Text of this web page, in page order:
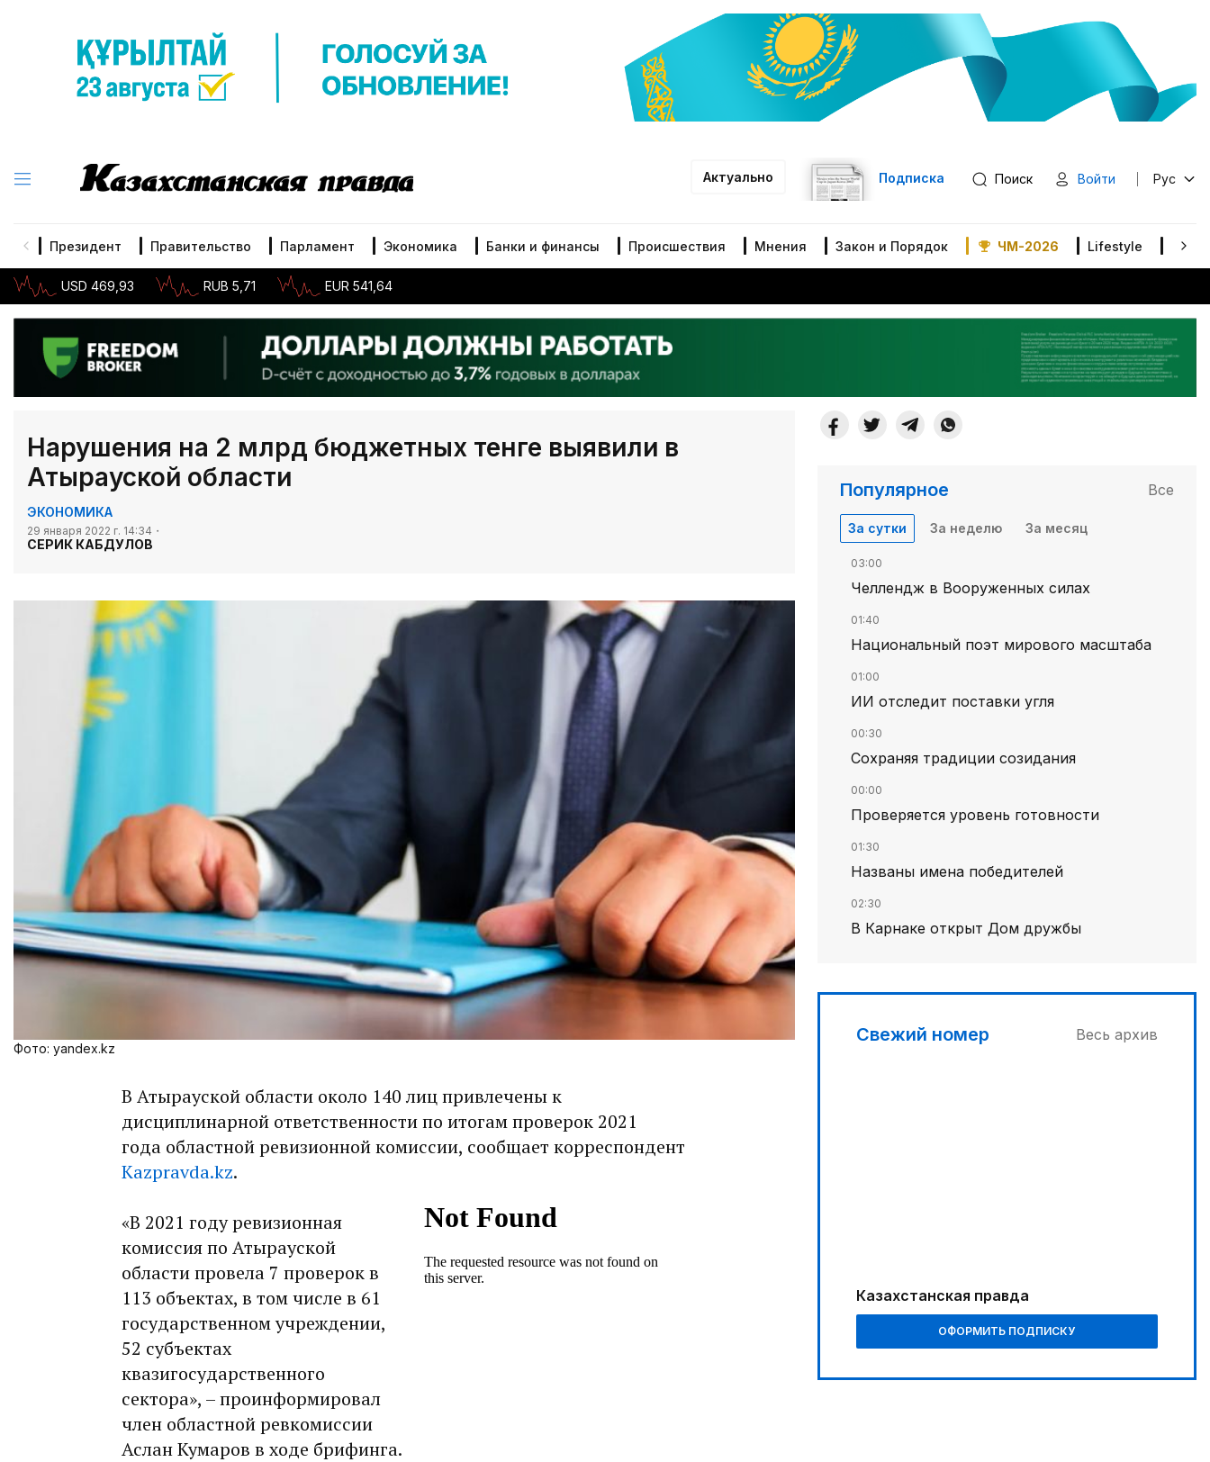
Актуально Подписка Поиск Войти Рус
Президент Правительство Парламент Экономика Банки и финансы Происшествия Мнения Закон и Порядок ЧМ-2026 Lifestyle В
USD 469,93 RUB 5,71 EUR 541,64
Нарушения на 2 млрд бюджетных тенге выявили в
Атырауской области
ЭКОНОМИКА
29 января 2022 г. 14:34
СЕРИК КАБДУЛОВ
Фото: yandex.kz
В Атырауской области около 140 лиц привлечены к
дисциплинарной ответственности по итогам проверок 2021
года областной ревизионной комиссии, сообщает корреспондент
Kazpravda.kz.
«В 2021 году ревизионная
комиссия по Атырауской
области провела 7 проверок в
113 объектах, в том числе в 61
государственном учреждении,
52 субъектах
квазигосударственного
сектора», – проинформировал
член областной ревкомиссии
Аслан Кумаров в ходе брифинга.
Популярное Все
За сутки За неделю За месяц
03:00
Челлендж в Вооруженных силах
01:40
Национальный поэт мирового масштаба
01:00
ИИ отследит поставки угля
00:30
Сохраняя традиции созидания
00:00
Проверяется уровень готовности
01:30
Названы имена победителей
02:30
В Карнаке открыт Дом дружбы
04:00
06:30
Библиотеки на новый лад
Свежий номер Весь архив
Казахстанская правда
ОФОРМИТЬ ПОДПИСКУ